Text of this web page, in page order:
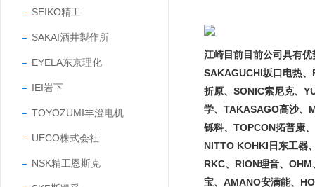
SEIKO精工
SAKAI酒井製作所
EYELA东京理化
IEI岩下
TOYOZUMI丰澄电机
UECO株式会社
NSK精工恩斯克
江崎目前目前公司具有
SAKAGUCHI坂口电热
折原、SONIC索尼克、
学、TAKASAGO高沙、
铄科、TOPCON拓普康
NITTO KOHKI日东工器
RKC、RION理音、
宝、AMANO安满能、